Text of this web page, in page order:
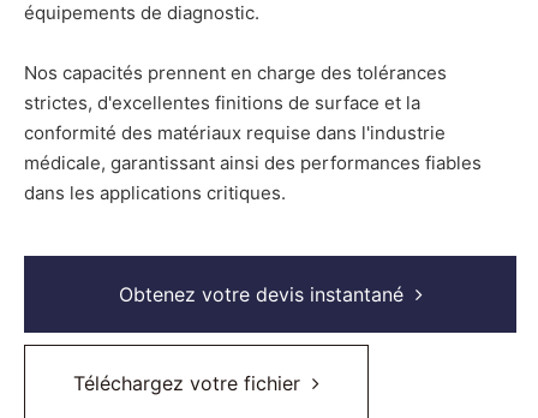
équipements de diagnostic.
Nos capacités prennent en charge des tolérances
strictes, d'excellentes finitions de surface et la
conformité des matériaux requise dans l'industrie
médicale, garantissant ainsi des performances fiables
dans les applications critiques.
Obtenez votre devis instantané
Téléchargez votre fichier